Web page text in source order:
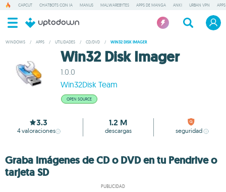
CAPCUT CHATBOTS CON IA MANUS MALWAREBYTES APPS DE MANGA ANKI URBAN VPN
WINDOWS / APPS / UTILIDADES / CD/DVD / WIN32 DISK IMAGER
Win32 Disk Imager
1.0.0
Win32Disk Team
OPEN SOURCE
3.3
4valoraciones
1.2 M
descargas seguridad
Graba imágenes de CD o DVD en tu Pendrive o
tarjeta SD
PUBLICIDAD